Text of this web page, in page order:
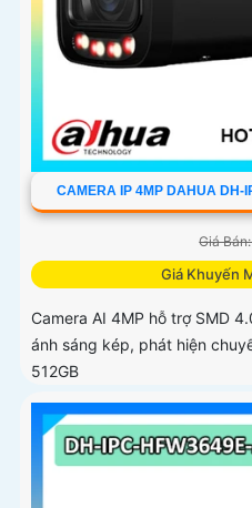
CAMERA IP 4MP DAHUA DH-
Giá
Giá Khuyến
Camera AI 4MP hỗ trợ SMD
ánh sáng kép, phát hiện
512GB